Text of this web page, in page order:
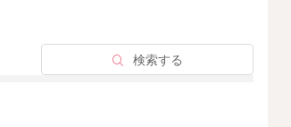
検索する